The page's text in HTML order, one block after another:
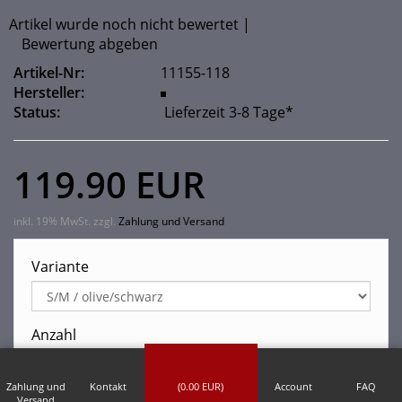
Artikel wurde noch nicht bewertet |
Bewertung abgeben
Artikel-Nr:
11155-118
Hersteller:
Status:
Lieferzeit 3-8 Tage*
119.90 EUR
inkl. 19% MwSt. zzgl. Zahlung und Versand
Variante
Anzahl
Zahlung und
Kontakt (0.00 EUR) Account FAQ